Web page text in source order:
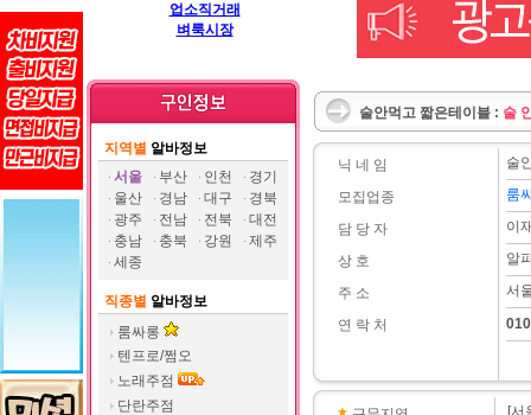
업소직거래
벼룩시장
지역별 알바정보
서울
부산 인천
경기
울산
경남 대구
경북
광주
전남 전북
대전
충남
충북 강원
제주
세종
직종별 알바정보
룸싸롱
텐프로/쩜오
노래주점
단란주점
술안먹고 짧은테이블 : 술
닉 네 임
모집업종
담 당 자
상 호
주 소
연 락 처
술
룸
이
알
서
[서